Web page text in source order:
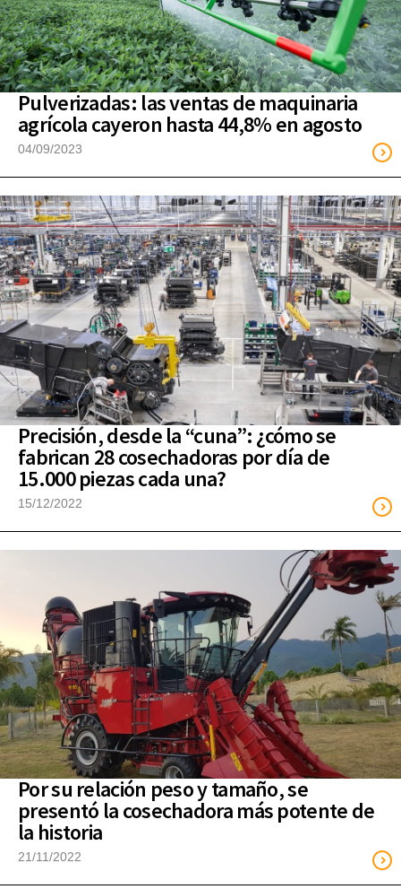
Pulverizadas: las ventas de maquinaria
agrícola cayeron hasta 44,8% en agosto
04/09/2023
Precisión, desde la “cuna”: ¿cómo se
fabrican 28 cosechadoras por día de
15.000 piezas cada una?
15/12/2022
Por su relación peso y tamaño, se
presentó la cosechadora más potente de
la historia
21/11/2022